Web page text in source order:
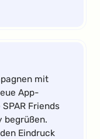
mit
App-
Friends
begrüßen.
Eindruck